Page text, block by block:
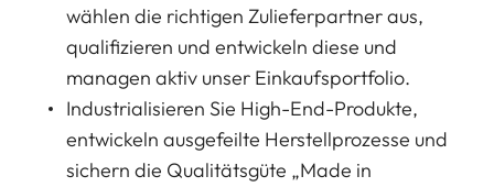
wählen die richtigen Zulieferpartner aus,
qualifizieren und entwickeln diese und
managen aktiv unser Einkaufsportfolio.
Industrialisieren Sie High-End-Produkte,
entwickeln ausgefeilte Herstellprozesse und
sichern die Qualitätsgüte „Made in